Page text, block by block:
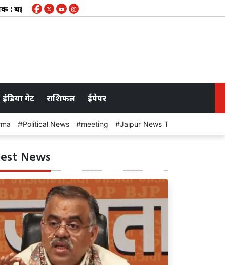
क्षेत्र के करीब 50 गांवों के लिए चेतावनी जारी, कभी भी खुल
इंडिया गेट राशिफल ईपेपर
Political News meeting Jaipur News Today
News